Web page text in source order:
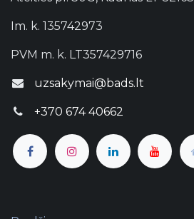
Im. k. 135742973
PVM m. k. LT357429716
uzsakymai@bads.lt
+370 674 40662